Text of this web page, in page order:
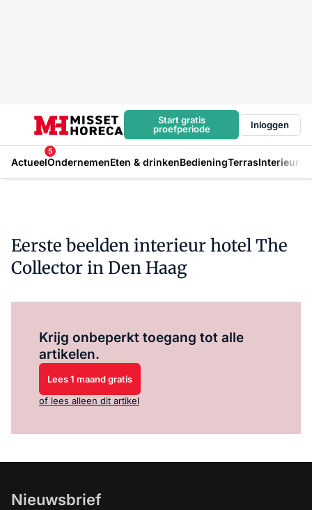
Start gratis
proefperiode
Inloggen
Actueel
5
OndernemenEten & drinkenBedieningTerrasInterieur
Eerste beelden interieur hotel The
Collector in Den Haag
Krijg onbeperkt toegang tot alle
artikelen.
Lees 1 maand gratis
of lees alleen dit artikel
Nieuwsbrief